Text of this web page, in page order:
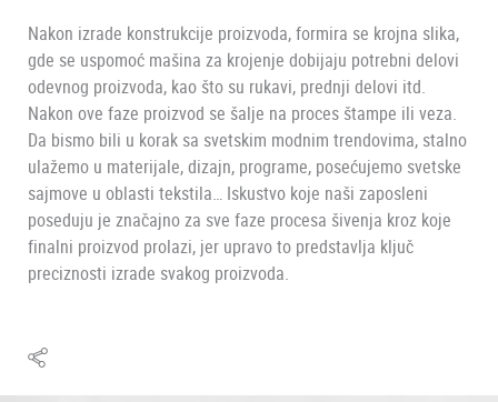
Nakon izrade konstrukcije proizvoda, formira se krojna slika,
gde se uspomoć mašina za krojenje dobijaju potrebni delovi
odevnog proizvoda, kao što su rukavi, prednji delovi itd.
Nakon ove faze proizvod se šalje na proces štampe ili veza.
Da bismo bili u korak sa svetskim modnim trendovima, stalno
ulažemo u materijale, dizajn, programe, posećujemo svetske
sajmove u oblasti tekstila… Iskustvo koje naši zaposleni
poseduju je značajno za sve faze procesa šivenja kroz koje
finalni proizvod prolazi, jer upravo to predstavlja ključ
preciznosti izrade svakog proizvoda.